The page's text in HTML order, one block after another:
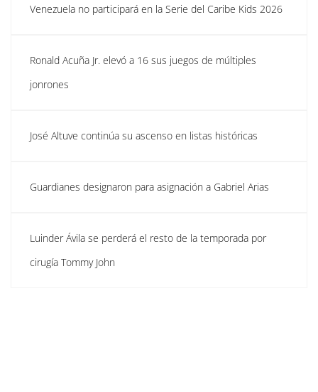
Venezuela no participará en la Serie del Caribe Kids 2026
Ronald Acuña Jr. elevó a 16 sus juegos de múltiples
jonrones
José Altuve continúa su ascenso en listas históricas
Guardianes designaron para asignación a Gabriel Arias
Luinder Ávila se perderá el resto de la temporada por
cirugía Tommy John